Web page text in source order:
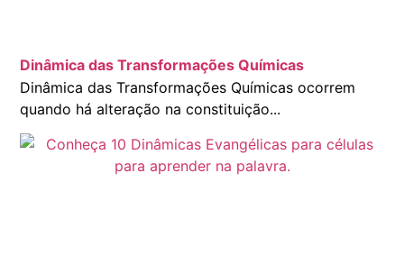
Dinâmica das Transformações Químicas
Dinâmica das Transformações Químicas ocorrem
quando há alteração na constituição...